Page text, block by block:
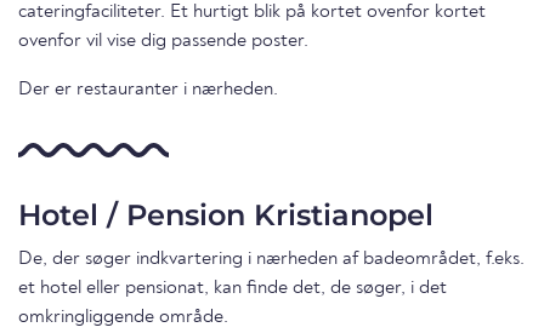
cateringfaciliteter. Et hurtigt blik på kortet ovenfor kortet
ovenfor vil vise dig passende poster.
Der er restauranter i nærheden.
Hotel / Pension Kristianopel
De, der søger indkvartering i nærheden af badeområdet, f.eks.
et hotel eller pensionat, kan finde det, de søger, i det
omkringliggende område.